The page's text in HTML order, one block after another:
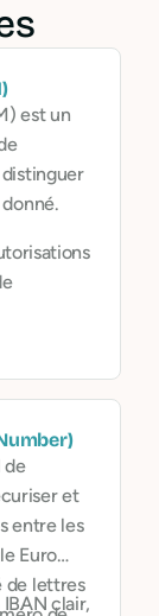
est un
de
et
entre les
Euro
de lettres
IBAN clair,